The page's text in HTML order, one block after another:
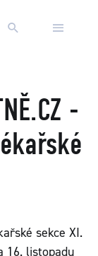
-
sekce XI.
16. listopadu